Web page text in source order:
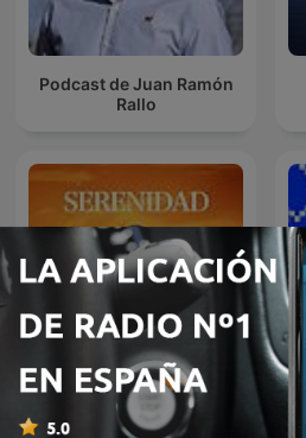
Podcast de Juan Ramón
Rallo
Meditación Guiada